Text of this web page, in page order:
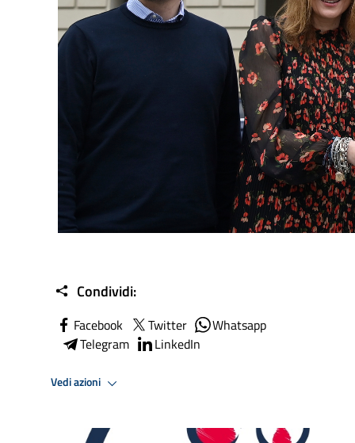
Condividi:
Facebook Twitter
Whatsapp
Telegram
LinkedIn
Vedi azioni